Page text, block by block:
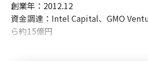
創業年：2012.12
資金調達：Intel Capital、GMO
ら約15億円